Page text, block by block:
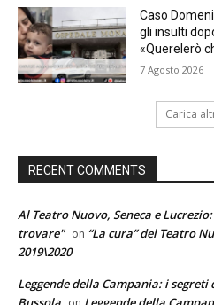
Caso
gli insulti
«Querelerò
7 Agosto 2026
Carica
RECENT COMMENTS
Al Teatro Nuovo, Seneca e
trovare" on “La cura” del Teatro
2019\2020
Leggende della Campania: i